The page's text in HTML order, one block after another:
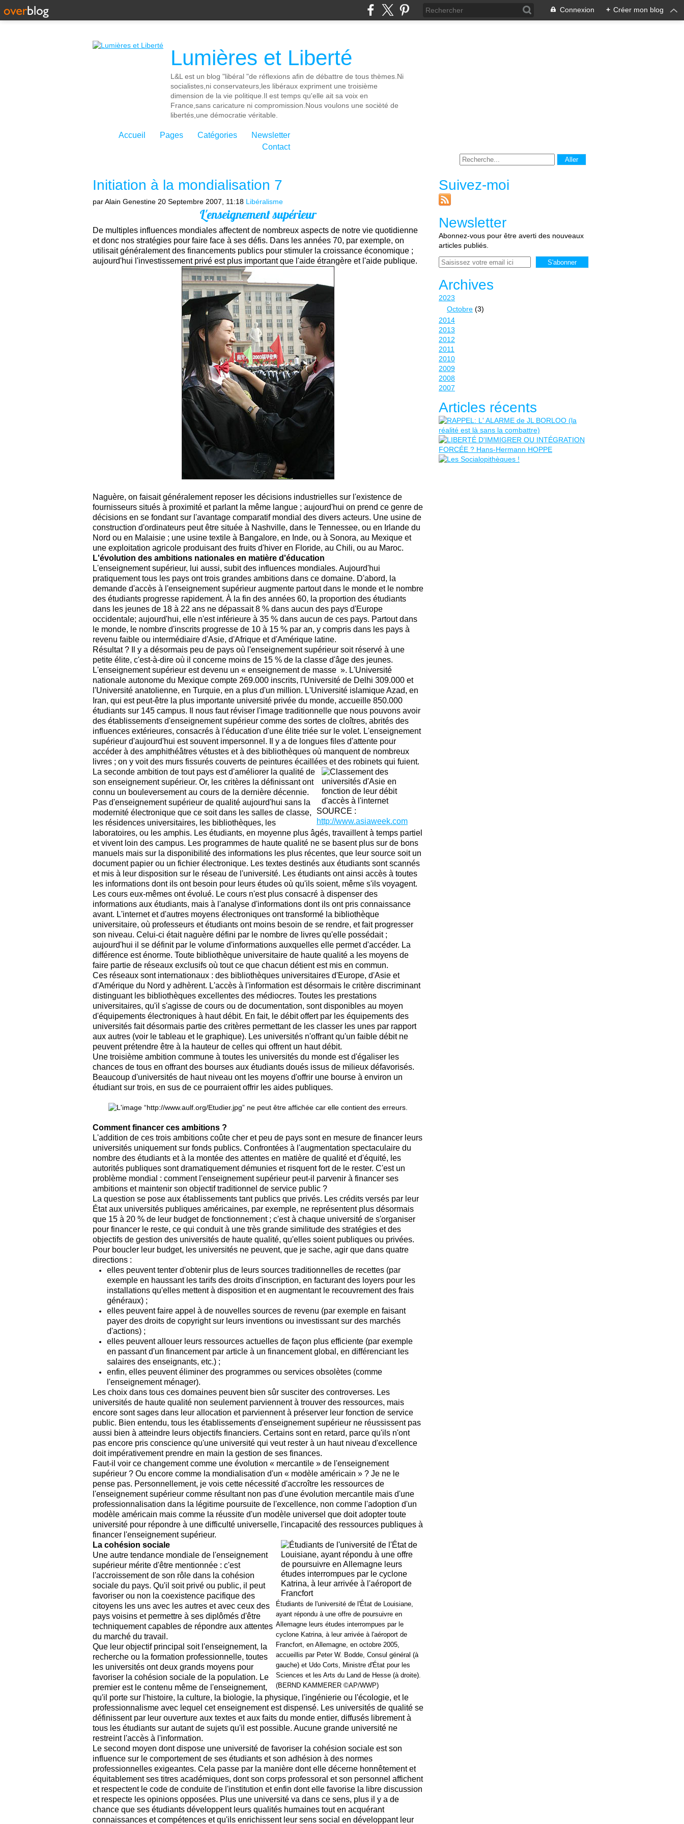
Connexion + Créer mon blog
Lumières et Liberté
L&L est un blog "libéral "de réflexions afin de débattre de tous thèmes.Ni
socialistes,ni conservateurs,les libéraux expriment une troisième
dimension de la vie politique.Il est temps qu'elle ait sa voix en
France,sans caricature ni compromission.Nous voulons une socièté de
libertés,une démocratie véritable.
Accueil Pages Catégories
Newsletter
Contact
Initiation à la mondialisation 7
par Alain Genestine 20 Septembre 2007, 11:18 Libéralisme
L'enseignement supérieur
De multiples influences mondiales affectent de nombreux aspects de notre vie quotidienne
et donc nos stratégies pour faire face à ses défis. Dans les années 70, par exemple, on
utilisait généralement des financements publics pour stimuler la croissance économique ;
aujourd'hui l'investissement privé est plus important que l'aide étrangère et l'aide publique.
Naguère, on faisait généralement reposer les décisions industrielles sur l'existence de
fournisseurs situés à proximité et parlant la même langue ; aujourd'hui on prend ce genre de
décisions en se fondant sur l'avantage comparatif mondial des divers acteurs. Une usine de
construction d'ordinateurs peut être située à Nashville, dans le Tennessee, ou en Irlande du
Nord ou en Malaisie ; une usine textile à Bangalore, en Inde, ou à Sonora, au Mexique et
une exploitation agricole produisant des fruits d'hiver en Floride, au Chili, ou au Maroc.
L'évolution des ambitions nationales en matière d'éducation
L'enseignement supérieur, lui aussi, subit des influences mondiales. Aujourd'hui
pratiquement tous les pays ont trois grandes ambitions dans ce domaine. D'abord, la
demande d'accès à l'enseignement supérieur augmente partout dans le monde et le nombre
des étudiants progresse rapidement. À la fin des années 60, la proportion des étudiants
dans les jeunes de 18 à 22 ans ne dépassait 8 % dans aucun des pays d'Europe
occidentale; aujourd'hui, elle n'est inférieure à 35 % dans aucun de ces pays. Partout dans
le monde, le nombre d'inscrits progresse de 10 à 15 % par an, y compris dans les pays à
revenu faible ou intermédiaire d'Asie, d'Afrique et d'Amérique latine.
Résultat ? Il y a désormais peu de pays où l'enseignement supérieur soit réservé à une
petite élite, c'est-à-dire où il concerne moins de 15 % de la classe d'âge des jeunes.
L'enseignement supérieur est devenu un « enseignement de masse ». L'Université
nationale autonome du Mexique compte 269.000 inscrits, l'Université de Delhi 309.000 et
l'Université anatolienne, en Turquie, en a plus d'un million. L'Université islamique Azad, en
Iran, qui est peut-être la plus importante université privée du monde, accueille 850.000
étudiants sur 145 campus. Il nous faut réviser l'image traditionnelle que nous pouvons avoir
des établissements d'enseignement supérieur comme des sortes de cloîtres, abrités des
influences extérieures, consacrés à l'éducation d'une élite triée sur le volet. L'enseignement
supérieur d'aujourd'hui est souvent impersonnel. Il y a de longues files d'attente pour
accéder à des amphithéâtres vétustes et à des bibliothèques où manquent de nombreux
livres ; on y voit des murs fissurés couverts de peintures écaillées et des robinets qui fuient.
SOURCE :
http://www.asiaweek.com
La seconde ambition de tout pays est d'améliorer la qualité de
son enseignement supérieur. Or, les critères la définissant ont
connu un bouleversement au cours de la dernière décennie.
Pas d'enseignement supérieur de qualité aujourd'hui sans la
modernité électronique que ce soit dans les salles de classe,
les résidences universitaires, les bibliothèques, les
laboratoires, ou les amphis. Les étudiants, en moyenne plus âgés, travaillent à temps partiel
et vivent loin des campus. Les programmes de haute qualité ne se basent plus sur de bons
manuels mais sur la disponibilité des informations les plus récentes, que leur source soit un
document papier ou un fichier électronique. Les textes destinés aux étudiants sont scannés
et mis à leur disposition sur le réseau de l'université. Les étudiants ont ainsi accès à toutes
les informations dont ils ont besoin pour leurs études où qu'ils soient, même s'ils voyagent.
Les cours eux-mêmes ont évolué. Le cours n'est plus consacré à dispenser des
informations aux étudiants, mais à l'analyse d'informations dont ils ont pris connaissance
avant. L'internet et d'autres moyens électroniques ont transformé la bibliothèque
universitaire, où professeurs et étudiants ont moins besoin de se rendre, et fait progresser
son niveau. Celui-ci était naguère défini par le nombre de livres qu'elle possédait ;
aujourd'hui il se définit par le volume d'informations auxquelles elle permet d'accéder. La
différence est énorme. Toute bibliothèque universitaire de haute qualité a les moyens de
faire partie de réseaux exclusifs où tout ce que chacun détient est mis en commun.
Ces réseaux sont internationaux : des bibliothèques universitaires d'Europe, d'Asie et
d'Amérique du Nord y adhèrent. L'accès à l'information est désormais le critère discriminant
distinguant les bibliothèques excellentes des médiocres. Toutes les prestations
universitaires, qu'il s'agisse de cours ou de documentation, sont disponibles au moyen
d'équipements électroniques à haut débit. En fait, le débit offert par les équipements des
universités fait désormais partie des critères permettant de les classer les unes par rapport
aux autres (voir le tableau et le graphique). Les universités n'offrant qu'un faible débit ne
peuvent prétendre être à la hauteur de celles qui offrent un haut débit.
Une troisième ambition commune à toutes les universités du monde est d'égaliser les
chances de tous en offrant des bourses aux étudiants doués issus de milieux défavorisés.
Beaucoup d'universités de haut niveau ont les moyens d'offrir une bourse à environ un
étudiant sur trois, en sus de ce pourraient offrir les aides publiques.
Comment financer ces ambitions ?
L'addition de ces trois ambitions coûte cher et peu de pays sont en mesure de financer leurs
universités uniquement sur fonds publics. Confrontées à l'augmentation spectaculaire du
nombre des étudiants et à la montée des attentes en matière de qualité et d'équité, les
autorités publiques sont dramatiquement démunies et risquent fort de le rester. C'est un
problème mondial : comment l'enseignement supérieur peut-il parvenir à financer ses
ambitions et maintenir son objectif traditionnel de service public ?
La question se pose aux établissements tant publics que privés. Les crédits versés par leur
État aux universités publiques américaines, par exemple, ne représentent plus désormais
que 15 à 20 % de leur budget de fonctionnement ; c'est à chaque université de s'organiser
pour financer le reste, ce qui conduit à une très grande similitude des stratégies et des
objectifs de gestion des universités de haute qualité, qu'elles soient publiques ou privées.
Pour boucler leur budget, les universités ne peuvent, que je sache, agir que dans quatre
directions :
elles peuvent tenter d'obtenir plus de leurs sources traditionnelles de recettes (par
exemple en haussant les tarifs des droits d'inscription, en facturant des loyers pour les
installations qu'elles mettent à disposition et en augmentant le recouvrement des frais
généraux) ;
elles peuvent faire appel à de nouvelles sources de revenu (par exemple en faisant
payer des droits de copyright sur leurs inventions ou investissant sur des marchés
d'actions) ;
elles peuvent allouer leurs ressources actuelles de façon plus efficiente (par exemple
en passant d'un financement par article à un financement global, en différenciant les
salaires des enseignants, etc.) ;
enfin, elles peuvent éliminer des programmes ou services obsolètes (comme
l'enseignement ménager).
Les choix dans tous ces domaines peuvent bien sûr susciter des controverses. Les
universités de haute qualité non seulement parviennent à trouver des ressources, mais
encore sont sages dans leur allocation et parviennent à préserver leur fonction de service
public. Bien entendu, tous les établissements d'enseignement supérieur ne réussissent pas
aussi bien à atteindre leurs objectifs financiers. Certains sont en retard, parce qu'ils n'ont
pas encore pris conscience qu'une université qui veut rester à un haut niveau d'excellence
doit impérativement prendre en main la gestion de ses finances.
Faut-il voir ce changement comme une évolution « mercantile » de l'enseignement
supérieur ? Ou encore comme la mondialisation d'un « modèle américain » ? Je ne le
pense pas. Personnellement, je vois cette nécessité d'accroître les ressources de
l'enseignement supérieur comme résultant non pas d'une évolution mercantile mais d'une
professionnalisation dans la légitime poursuite de l'excellence, non comme l'adoption d'un
modèle américain mais comme la réussite d'un modèle universel que doit adopter toute
université pour répondre à une difficulté universelle, l'incapacité des ressources publiques à
financer l'enseignement supérieur.
Étudiants de l'université de l'État de Louisiane,
ayant répondu à une offre de poursuivre en
Allemagne leurs études interrompues par le
cyclone Katrina, à leur arrivée à l'aéroport de
Francfort, en Allemagne, en octobre 2005,
accueillis par Peter W. Bodde, Consul général (à
gauche) et Udo Corts, Ministre d'État pour les
Sciences et les Arts du Land de Hesse (à droite).
(BERND KAMMERER ©AP/WWP)
La cohésion sociale
Une autre tendance mondiale de l'enseignement
supérieur mérite d'être mentionnée : c'est
l'accroissement de son rôle dans la cohésion
sociale du pays. Qu'il soit privé ou public, il peut
favoriser ou non la coexistence pacifique des
citoyens les uns avec les autres et avec ceux des
pays voisins et permettre à ses diplômés d'être
techniquement capables de répondre aux attentes
du marché du travail.
Que leur objectif principal soit l'enseignement, la
recherche ou la formation professionnelle, toutes
les universités ont deux grands moyens pour
favoriser la cohésion sociale de la population. Le
premier est le contenu même de l'enseignement,
qu'il porte sur l'histoire, la culture, la biologie, la physique, l'ingénierie ou l'écologie, et le
professionnalisme avec lequel cet enseignement est dispensé. Les universités de qualité se
définissent par leur ouverture aux textes et aux faits du monde entier, diffusés librement à
tous les étudiants sur autant de sujets qu'il est possible. Aucune grande université ne
restreint l'accès à l'information.
Le second moyen dont dispose une université de favoriser la cohésion sociale est son
influence sur le comportement de ses étudiants et son adhésion à des normes
professionnelles exigeantes. Cela passe par la manière dont elle décerne honnêtement et
équitablement ses titres académiques, dont son corps professoral et son personnel affichent
et respectent le code de conduite de l'institution et enfin dont elle favorise la libre discussion
et respecte les opinions opposées. Plus une université va dans ce sens, plus il y a de
chance que ses étudiants développent leurs qualités humaines tout en acquérant
connaissances et compétences et qu'ils enrichissent leur sens social en développant leur
Suivez-moi
Newsletter
Abonnez-vous pour être averti des nouveaux
articles publiés.
Email
Archives
2023
Octobre (3)
2014
2013
2012
2011
2010
2009
2008
2007
Articles récents